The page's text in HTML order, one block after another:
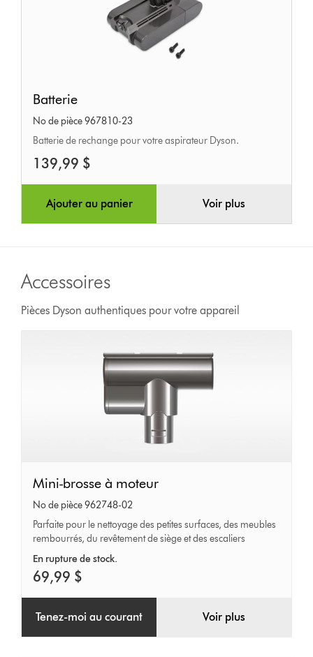
Batterie
No de pièce 967810-23
Batterie de rechange pour votre aspirateur Dyson.
139,99 $
Ajouter au panier Voir plus
Accessoires
Pièces Dyson authentiques pour votre appareil
Mini-
brosse
à
moteur
Mini-brosse à moteur
No de pièce 962748-02
Parfaite pour le nettoyage des petites surfaces, des meubles
rembourrés, du revêtement de siège et des escaliers
En rupture de stock.
69,99 $
Tenez-moi au courant Voir plus